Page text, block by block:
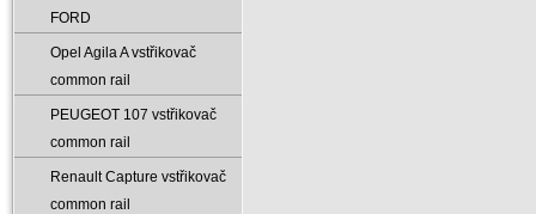
FORD
Opel Agila A vstřikovač
common rail
PEUGEOT 107 vstřikovač
common rail
Renault Capture vstřikovač
common rail